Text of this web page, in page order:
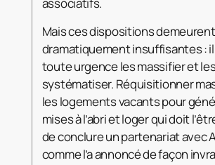
Mais ces dispositions demeurent
dramatiquement insuffisantes :
toute urgence les massifier et
systématiser. Réquisitionner
les logements vacants pour
mises à l’abri et loger qui doit
de conclure un partenariat avec
comme l’a annoncé de façon